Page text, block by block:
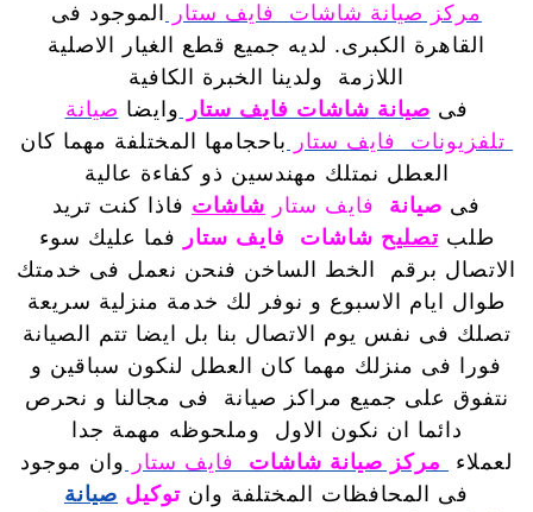
مركز صيانة شاشات فايف ستار
الموجود فى
القاهرة الكبرى. لديه جميع قطع الغيار الاصلية
اللازمة
ولدينا الخبرة الكافية
فى صيانة شاشات فايف ستار وايضا صيانة
تلفزيونات فايف ستار باحجامها المختلفة مهما كان
العطل نمتلك مهندسين ذو كفاءة عالية
فى صيانة فايف ستار شاشات فاذا كنت تريد
طلبتصليح شاشات فايف ستار فما عليك سوء
الاتصال برقم الخط الساخن فنحن نعمل فى خدمتك
طوال ايام الاسبوع و نوفر لك خدمة منزلية سريعة
تصلك فى نفس يوم الاتصال بنا بل ايضا تتم الصيانة
فورا فى منزلك مهما كان العطل لنكون سباقين و
نتفوق على جميع مراكز صيانة فى مجالنا و نحرص
دائما ان نكون الاول وملحوظه مهمة جدا
لعملاء
مركز صيانة شاشات فايف ستار وان موجود
فى المحافظات المختلفة وان توكيل صيانة